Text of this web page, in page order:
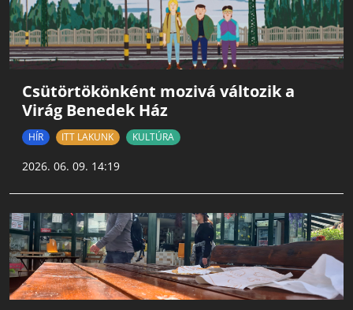
Csütörtökönként mozivá változik a
Virág Benedek Ház
HÍR ITT LAKUNK KULTÚRA
2026. 06. 09. 14:19